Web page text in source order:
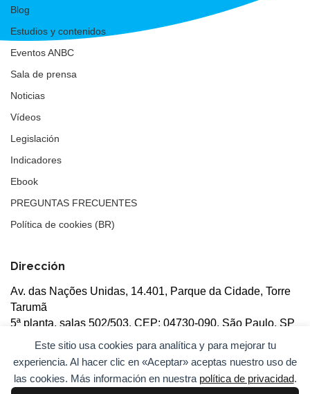
Este sitio usa cookies para analítica y para mejorar tu
experiencia. Al hacer clic en «Aceptar» aceptas nuestro uso de
las cookies. Más información en nuestra política de privacidad.
Blog
Estudios y contenidos
Eventos ANBC
Sala de prensa
Noticias
Vídeos
Legislación
Indicadores
Ebook
PREGUNTAS FRECUENTES
Política de cookies (BR)
Dirección
Av. das Nações Unidas, 14.401, Parque da Cidade, Torre
Tarumã
5ª planta, salas 502/503, CEP: 04730-090, São Paulo, SP